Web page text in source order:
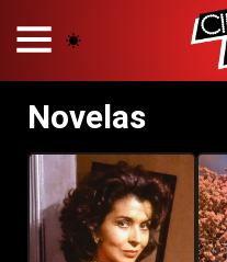
PRINCÍPIOS EDITORIAIS
TERMOS E CONDIÇÕES
CONTATO
Novelas